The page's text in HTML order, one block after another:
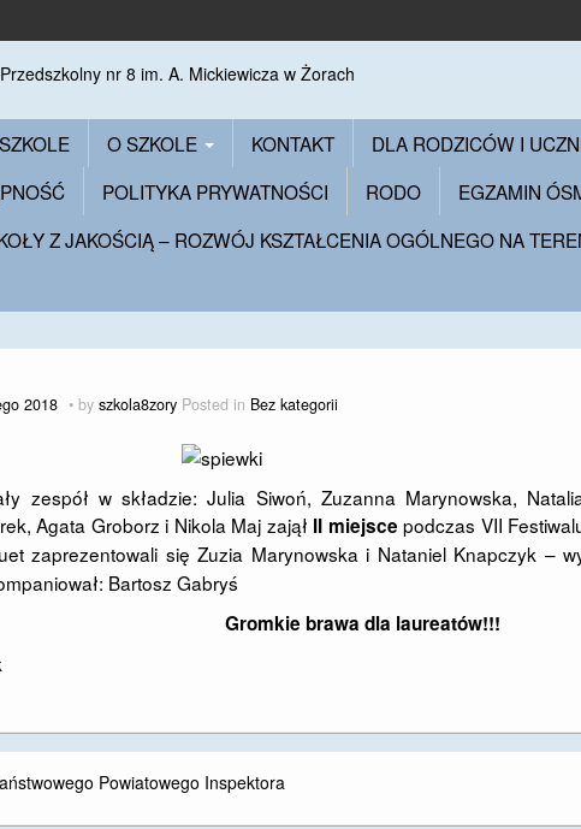
O SZKOLE KONTAKT DLA RODZICÓW I
POLITYKA PRYWATNOŚCI RODO EGZAMIN
Z JAKOŚCIĄ – ROZWÓJ KSZTAŁCENIA OGÓLNEGO NA
2018 by szkola8zory Posted in Bez kategorii
zespół w składzie: Julia Siwoń, Zuzanna Marynowska,
Agata Groborz i Nikola Maj zajął II miejsce podczas VII
zaprezentowali się Zuzia Marynowska i Nataniel Knapczyk –
Bartosz Gabryś
Gromkie brawa dla laureatów!!!
Powiatowego Inspektora